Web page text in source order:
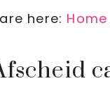
here: Home